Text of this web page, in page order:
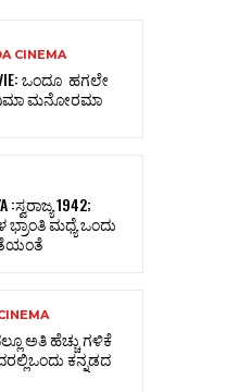
CINEMA
ಒಂದೂ ಹಗಲೇ
ಮನೋರಮಾ
:ಸ್ವರಾಜ್ಯ 1942;
ಭ್ರಾಂತಿ ಮಧ್ಯೆ ಒಂದು
ಅತಿ ಹೆಚ್ಚು ಗಳಿಕೆ
ಕನ್ನಡದ